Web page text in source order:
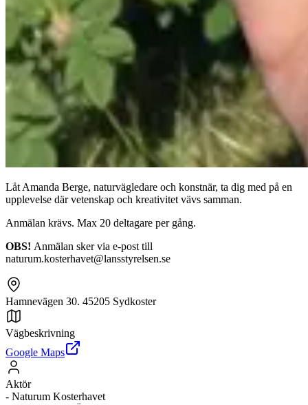
Låt Amanda Berge, naturvägledare och konstnär, ta dig med på en
upplevelse där vetenskap och kreativitet vävs samman.
Anmälan krävs. Max 20 deltagare per gång.
OBS! Anmälan sker via e-post till
naturum.kosterhavet@lansstyrelsen.se
Hamnevägen 30. 45205 Sydkoster
Vägbeskrivning
Google Maps
Aktör
- Naturum Kosterhavet